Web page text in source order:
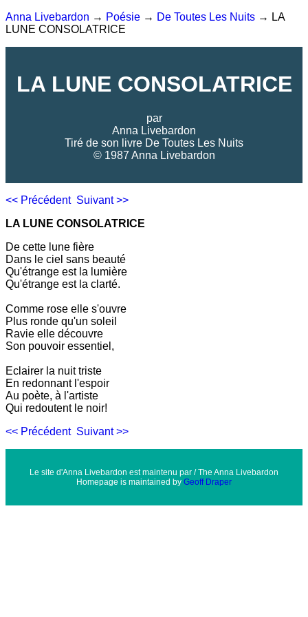
Anna Livebardon → Poésie → De Toutes Les Nuits → LA
LUNE CONSOLATRICE
LA LUNE CONSOLATRICE
par
Anna Livebardon
Tiré de son livre De Toutes Les Nuits
© 1987 Anna Livebardon
<< Précédent Suivant >>
LA LUNE CONSOLATRICE
De cette lune fière
Dans le ciel sans beauté
Qu'étrange est la lumière
Qu'étrange est la clarté.
Comme rose elle s'ouvre
Plus ronde qu'un soleil
Ravie elle découvre
Son pouvoir essentiel,
Eclairer la nuit triste
En redonnant l'espoir
Au poète, à l'artiste
Qui redoutent le noir!
<< Précédent Suivant >>
Le site d'Anna Livebardon est maintenu par / The Anna Livebardon
Homepage is maintained by Geoff Draper